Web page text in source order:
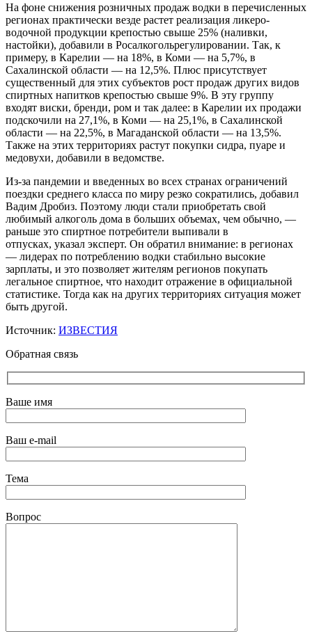
На фоне снижения розничных продаж водки в перечисленных
регионах практически везде растет реализация ликеро-
водочной продукции крепостью свыше 25% (наливки,
настойки), добавили в Росалкогольрегулировании. Так, к
примеру, в Карелии — на 18%, в Коми — на 5,7%, в
Сахалинской области — на 12,5%. Плюс присутствует
существенный для этих субъектов рост продаж других видов
спиртных напитков крепостью свыше 9%. В эту группу
входят виски, бренди, ром и так далее: в Карелии их продажи
подскочили на 27,1%, в Коми — на 25,1%, в Сахалинской
области — на 22,5%, в Магаданской области — на 13,5%.
Также на этих территориях растут покупки сидра, пуаре и
медовухи, добавили в ведомстве.
Из-за пандемии и введенных во всех странах ограничений
поездки среднего класса по миру резко сократились, добавил
Вадим Дробиз. Поэтому люди стали приобретать свой
любимый алкоголь дома в больших объемах, чем обычно, —
раньше это спиртное потребители выпивали в
отпусках, указал эксперт. Он обратил внимание: в регионах
— лидерах по потреблению водки стабильно высокие
зарплаты, и это позволяет жителям регионов покупать
легальное спиртное, что находит отражение в официальной
статистике. Тогда как на других территориях ситуация может
быть другой.
Источник: ИЗВЕСТИЯ
Обратная связь
Ваше имя
Ваш e-mail
Тема
Вопрос